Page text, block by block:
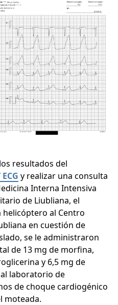
resultados del
y realizar una consulta
Interna Intensiva
de Liubliana, el
al Centro
en cuestión de
se le administraron
de 13 mg de morfina,
y 6,5 mg de
laboratorio de
de choque cardiogénico
moteada.